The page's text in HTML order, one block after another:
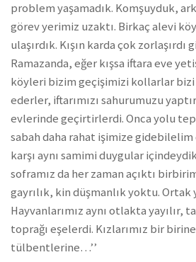
problem yaşamadık. Komşuyduk,
görev yerimiz uzaktı. Birkaç alevi
ulaşırdık. Kışın karda çok
Ramazanda, eğer kışsa iftara eve
köyleri bizim geçişimizi kollarlar bizi
ederler, iftarımızı sahurumuzu
evlerinde geçirtirlerdi. Onca yolu
sabah daha rahat işimize gidebilelim
karşı aynı samimi duygular
soframız da her zaman açıktı
gayrılık, kin düşmanlık yoktu. Ortak
Hayvanlarımız aynı otlakta yayılır,
toprağı eşelerdi. Kızlarımız bir
tülbentlerine…’’